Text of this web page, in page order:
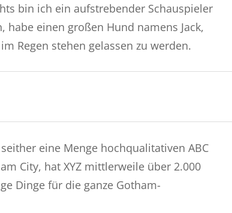
bin ich ein aufstrebender Schauspieler
einen großen Hund namens Jack,
Regen stehen gelassen zu werden.
eine Menge hochqualitativen ABC
City, hat XYZ mittlerweile über 2.000
Dinge für die ganze Gotham-